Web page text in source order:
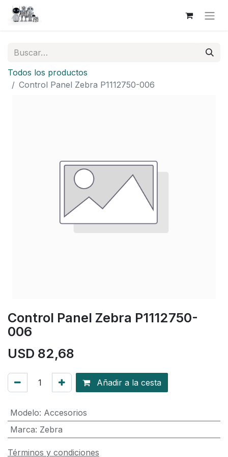
Todos los productos
Control Panel Zebra P1112750-006
Control Panel Zebra P1112750-
006
USD 82,68
Añadir a la cesta
Modelo: Accesorios
Marca: Zebra
Términos y condiciones